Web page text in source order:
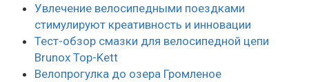
Увлечение велосипедными поездками
стимулируют креативность и инновации
Тест-обзор смазки для велосипедной цепи
Brunox Top-Kett
Велопрогулка до озера Громленое